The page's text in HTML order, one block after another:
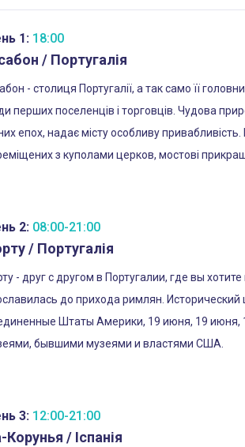
1: 18:00
/ Португалія
- столиця Португалії, а так само її
перших поселенців і торговців. Чудова
епох, надає місту особливу
з куполами церков, мостові
2: 08:00-21:00
/ Португалія
- друг с другом в Португалии, где вы
до прихода римлян.
Штаты Америки, 19 июня, 19 июня,
бывшими музеями и властями США.
3: 12:00-21:00
Корунья / Іспанія